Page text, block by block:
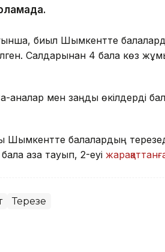
биыл Шымкентте
Салдарынан 4 бала көз
аналар мен заңды өкілдерді
Шымкентте балалардың
қаза тауып, 2-еуі
Терезе